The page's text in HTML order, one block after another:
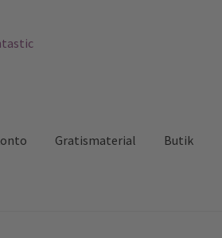
Gratismaterial Butik